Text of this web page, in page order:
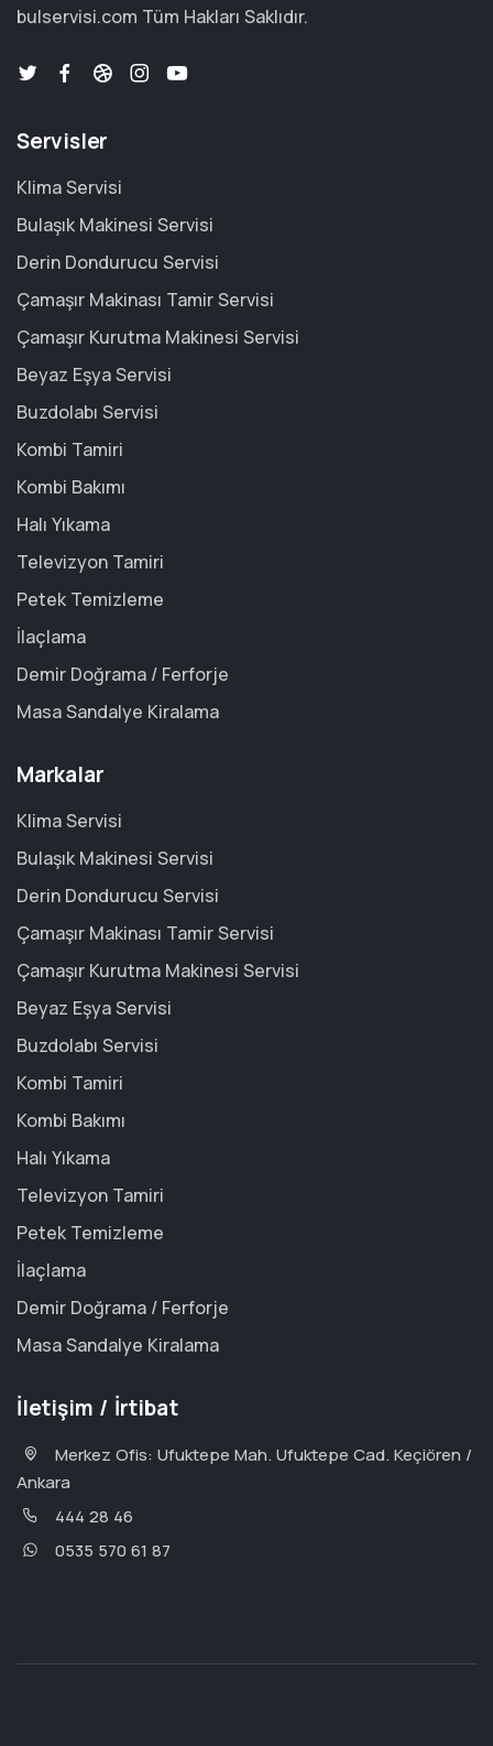
bulservisi.com Tüm Hakları Saklıdır.
Servisler
Klima Servisi
Bulaşık Makinesi Servisi
Derin Dondurucu Servisi
Çamaşır Makinası Tamir Servisi
Çamaşır Kurutma Makinesi Servisi
Beyaz Eşya Servisi
Buzdolabı Servisi
Kombi Tamiri
Kombi Bakımı
Halı Yıkama
Televizyon Tamiri
Petek Temizleme
İlaçlama
Demir Doğrama / Ferforje
Masa Sandalye Kiralama
Markalar
Klima Servisi
Bulaşık Makinesi Servisi
Derin Dondurucu Servisi
Çamaşır Makinası Tamir Servisi
Çamaşır Kurutma Makinesi Servisi
Beyaz Eşya Servisi
Buzdolabı Servisi
Kombi Tamiri
Kombi Bakımı
Halı Yıkama
Televizyon Tamiri
Petek Temizleme
İlaçlama
Demir Doğrama / Ferforje
Masa Sandalye Kiralama
İletişim / İrtibat
Merkez Ofis: Ufuktepe Mah. Ufuktepe Cad. Keçiören /
Ankara
444 28 46
0535 570 61 87